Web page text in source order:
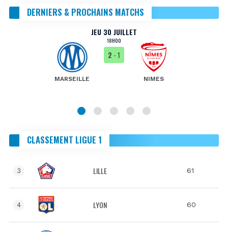
DERNIERS & PROCHAINS MATCHS
JEU 30 JUILLET
18H00
MARSEILLE
2 - 1
NIMES
CLASSEMENT LIGUE 1
3 LILLE 61
4 LYON 60